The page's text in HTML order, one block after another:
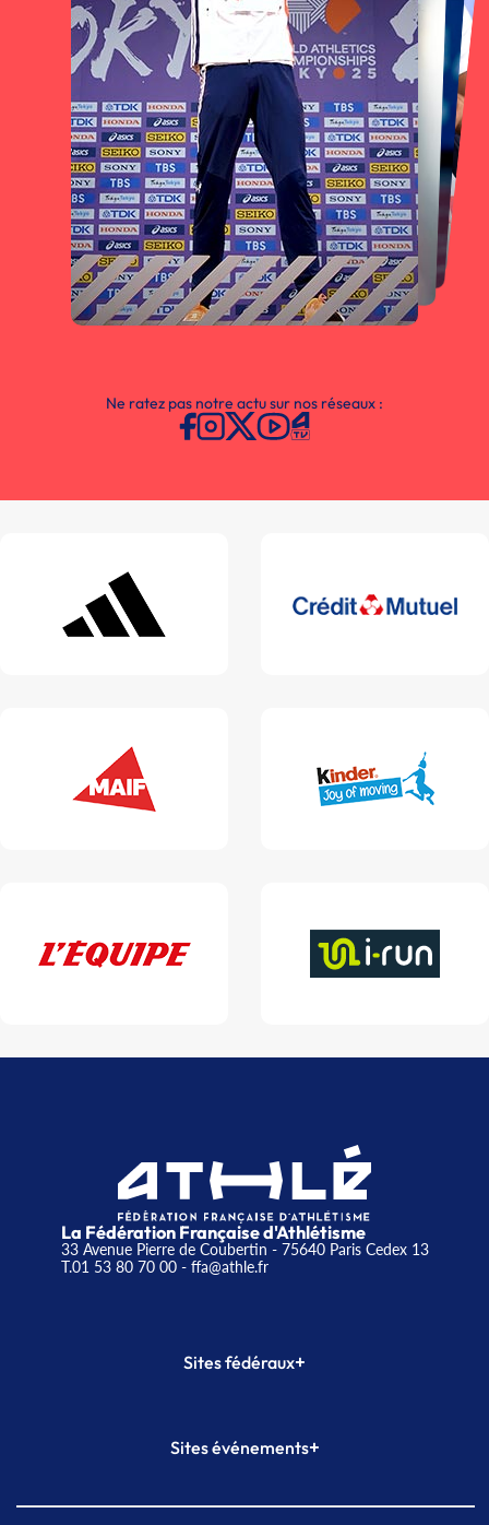
Ne ratez pas notre actu sur nos réseaux :
La Fédération Française d'Athlétisme
33 Avenue Pierre de Coubertin - 75640 Paris Cedex 13
T.01 53 80 70 00- ffa@athle.fr
Sites fédéraux+
Plateforme Formation
Sites événements+
Meeting de Paris indoor